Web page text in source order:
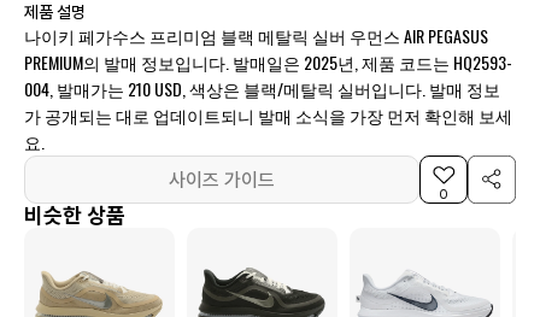
제품 설명
나이키 페가수스 프리미엄 블랙 메탈릭 실버 우먼스 AIR PEGASUS
PREMIUM의 발매 정보입니다. 발매일은 2025년, 제품 코드는 HQ2593-
004, 발매가는 210 USD, 색상은 블랙/메탈릭 실버입니다. 발매 정보
가 공개되는 대로 업데이트되니 발매 소식을 가장 먼저 확인해 보세
요.
사이즈 가이드
0
비슷한 상품